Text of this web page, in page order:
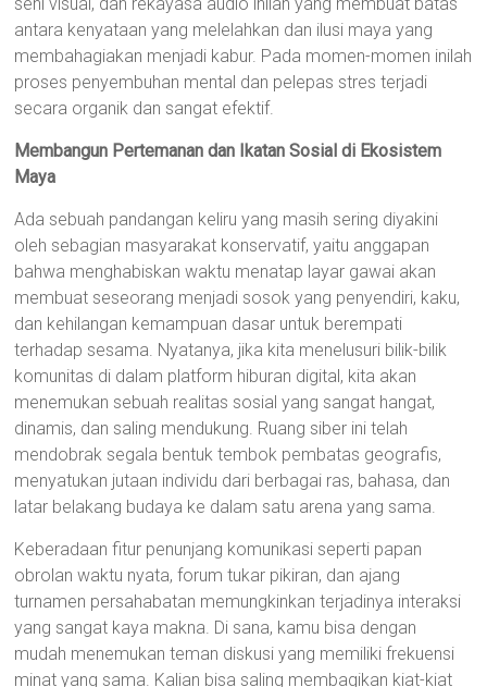
antara kenyataan yang melelahkan dan ilusi maya yang
membahagiakan menjadi kabur. Pada momen-momen inilah
proses penyembuhan mental dan pelepas stres terjadi
secara organik dan sangat efektif.
Membangun Pertemanan dan Ikatan Sosial di Ekosistem
Maya
Ada sebuah pandangan keliru yang masih sering diyakini
oleh sebagian masyarakat konservatif, yaitu anggapan
bahwa menghabiskan waktu menatap layar gawai akan
membuat seseorang menjadi sosok yang penyendiri, kaku,
dan kehilangan kemampuan dasar untuk berempati
terhadap sesama. Nyatanya, jika kita menelusuri bilik-bilik
komunitas di dalam platform hiburan digital, kita akan
menemukan sebuah realitas sosial yang sangat hangat,
dinamis, dan saling mendukung. Ruang siber ini telah
mendobrak segala bentuk tembok pembatas geografis,
menyatukan jutaan individu dari berbagai ras, bahasa, dan
latar belakang budaya ke dalam satu arena yang sama.
Keberadaan fitur penunjang komunikasi seperti papan
obrolan waktu nyata, forum tukar pikiran, dan ajang
turnamen persahabatan memungkinkan terjadinya interaksi
yang sangat kaya makna. Di sana, kamu bisa dengan
mudah menemukan teman diskusi yang memiliki frekuensi
minat yang sama. Kalian bisa saling membagikan kiat-kiat